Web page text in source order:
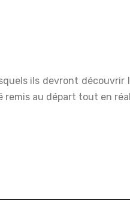
au départ tout en